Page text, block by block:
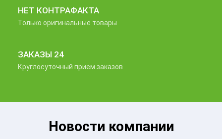
НЕТ КОНТРАФАКТА
Только оригинальные товары
ЗАКАЗЫ 24
Круглосуточный прием заказов
Новости компании